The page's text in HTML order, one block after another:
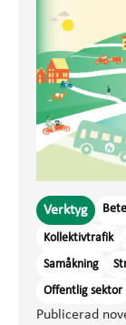
Publicerad
Verktyg
Kollektivtrafik
Samåkning
Offentlig sektor